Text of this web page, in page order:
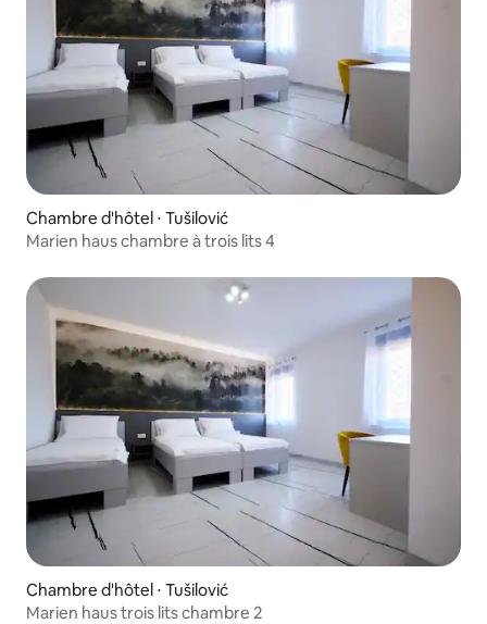
Chambre d'hôtel ⋅ Tušilović
Marien haus chambre à trois lits 4
Chambre d'hôtel ⋅ Tušilović
Marien haus trois lits chambre 2